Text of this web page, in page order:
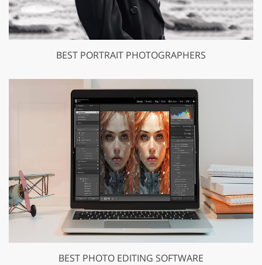
BEST PORTRAIT PHOTOGRAPHERS
BEST PHOTO EDITING SOFTWARE